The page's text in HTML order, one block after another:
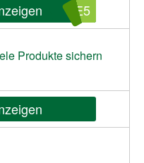
ME5
Produkte sichern